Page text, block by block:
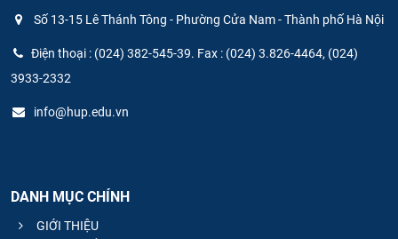
Số 13-15 Lê Thánh Tông - Phường Cửa Nam - Thành phố Hà Nội
Điện thoại : (024) 382-545-39. Fax : (024) 3.826-4464, (024)
3933-2332
info@hup.edu.vn
DANH MỤC CHÍNH
GIỚI THIỆU